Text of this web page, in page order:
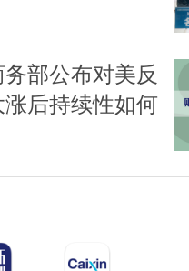
务部公布对美反
后持续性如何